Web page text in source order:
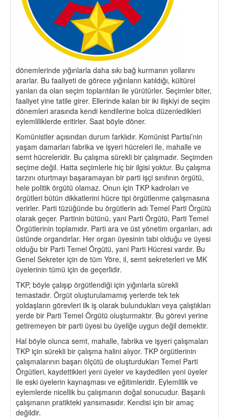
dönemlerinde yığınlarla daha sıkı bağ kurmanın yollarını
ararlar. Bu faaliyeti de görece yığınların katıldığı, kültürel
yanları da olan seçim toplantıları ile yürütürler. Seçimler biter,
faaliyet yine tatile girer. Ellerinde kalan bir iki ilişkiyi de seçim
dönemleri arasında kendi kendilerine bolca düzenledikleri
eylemliliklerde eritirler. Saat böyle döner.
Komünistler açısından durum farklıdır. Komünist Partisi’nin
yaşam damarları fabrika ve işyeri hücreleri ile, mahalle ve
semt hücreleridir. Bu çalışma sürekli bir çalışmadır. Seçimden
seçime değil. Hatta seçimlerle hiç bir ilgisi yoktur. Bu çalışma
tarzını oturtmayı başaramayan bir parti işçi sınıfının örgütü,
hele politik örgütü olamaz. Onun için TKP kadroları ve
örgütleri bütün dikkatlerini hücre tipi örgütlenme çalışmasına
verirler. Parti tüzüğünde bu örgütlerin adı Temel Parti Örgütü
olarak geçer. Partinin bütünü, yani Parti Örgütü, Parti Temel
Örgütlerinin toplamıdır. Parti ara ve üst yönetim organları, adı
üstünde organdırlar. Her organ üyesinin tabi olduğu ve üyesi
olduğu bir Parti Temel Örgütü, yani Parti Hücresi vardır. Bu
Genel Sekreter için de tüm Yöre, il, semt sekreterleri ve MK
üyelerinin tümü için de geçerlidir.
TKP, böyle çalışıp örgütlendiği için yığınlarla sürekli
temastadır. Örgüt oluşturulamamış yerlerde tek tek
yoldaşların görevleri ilk iş olarak bulundukları veya çalıştıkları
yerde bir Parti Temel Örgütü oluşturmaktır. Bu görevi yerine
getiremeyen bir parti üyesi bu üyeliğe uygun değil demektir.
Hal böyle olunca semt, mahalle, fabrika ve işyeri çalışmaları
TKP için sürekli bir çalışma halini alıyor. TKP örgütlerinin
çalışmalarının başarı ölçütü de oluşturdukları Temel Parti
Örgütleri, kaydettikleri yeni üyeler ve kaydedilen yeni üyeler
ile eski üyelerin kaynaşması ve eğitimleridir. Eylemlilik ve
eylemlerde nicellik bu çalışmanın doğal sonucudur. Başarılı
çalışmanın pratikteki yansımasıdır. Kendisi için bir amaç
değildir.